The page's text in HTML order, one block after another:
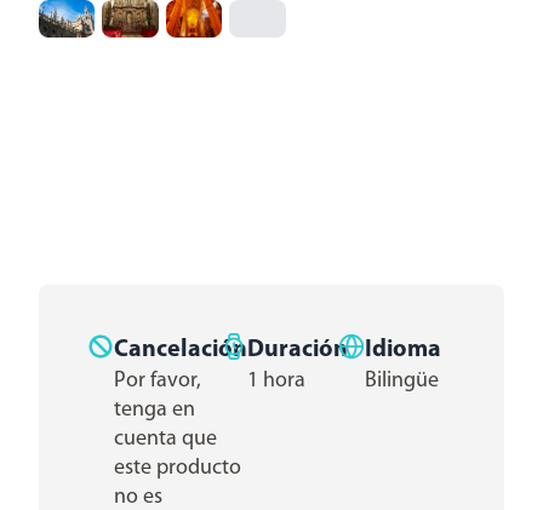
Cancelación
Por favor,
tenga en
cuenta que
este producto
no es
Duración
1 hora
Idioma
Bilingüe